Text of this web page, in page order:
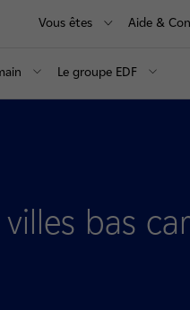
Vous êtes Aide &
Le groupe EDF
bas